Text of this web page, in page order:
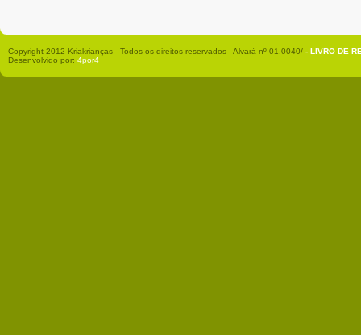
Copyright 2012 Kriakrianças - Todos os direitos reservados - Alvará nº 01.0040/ - LIVRO DE
Desenvolvido por: 4por4